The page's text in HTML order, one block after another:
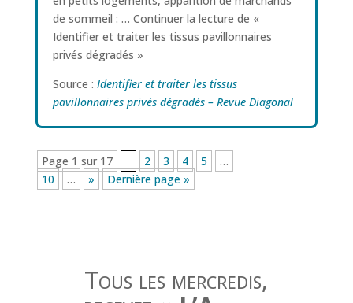
de sommeil : … Continuer la lecture de «
Identifier et traiter les tissus pavillonnaires
privés dégradés »
Source : Identifier et traiter les tissus
pavillonnaires privés dégradés – Revue Diagonal
Page 1 sur 17 2 3 4 5
…
10
… » Dernière page »
Tous les mercredis,